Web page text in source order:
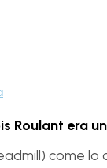
Roulant era
come